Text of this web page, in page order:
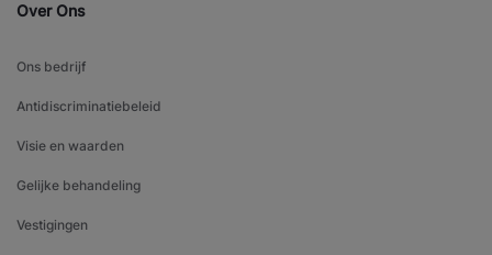
Over Ons
Ons bedrijf
Antidiscriminatiebeleid
Visie en waarden
Gelijke behandeling
Vestigingen